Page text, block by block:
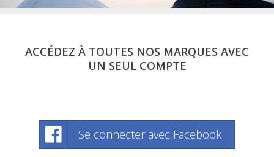
ACCÉDEZ À TOUTES NOS MARQUES AVEC
UN SEUL COMPTE
Se connecter avec Facebook